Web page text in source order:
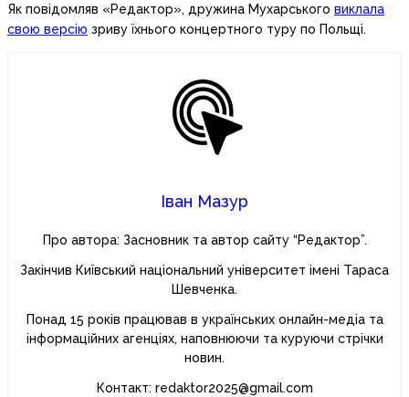
Як повідомляв «Редактор», дружина Мухарського виклала
свою версію зриву їхнього концертного туру по Польщі.
Іван Мазур
Про автора: Засновник та автор сайту “Редактор”.
Закінчив Київський національний університет імені Тараса
Шевченка.
Понад 15 років працював в українських онлайн-медіа та
інформаційних агенціях, наповнюючи та куруючи стрічки
новин.
Контакт: redaktor2025@gmail.com